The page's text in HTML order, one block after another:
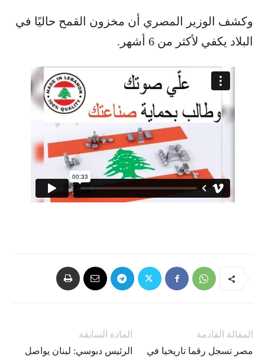
وكشف الوزير المصري أن مخزون القمح حاليًا في
البلاد يكفي لأكثر من 6 أشهر.
المادة السابقة
الرئيس دبوسي: لبنان يواصل
المقالة القادمة
مصر تسجل رقما تاريخيا في